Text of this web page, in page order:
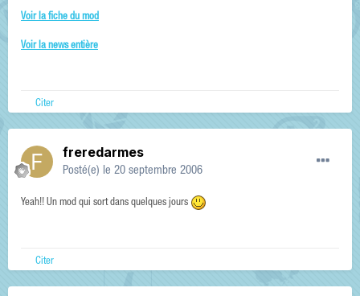
Voir la fiche du mod
Voir la news entière
Citer
freredarmes
Posté(e) le 20 septembre 2006
Yeah!! Un mod qui sort dans quelques jours
Citer